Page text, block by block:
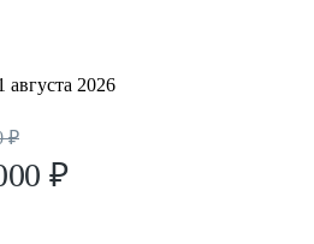
производство
ВЭД;
августа 2026
₽
₽